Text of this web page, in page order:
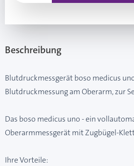
Beschreibung
Blutdruckmessgerät boso medicus
Blutdruckmessung am Oberarm, zur
Das boso medicus uno - ein
Oberarmmessgerät mit Zugbügel-
Ihre Vorteile: